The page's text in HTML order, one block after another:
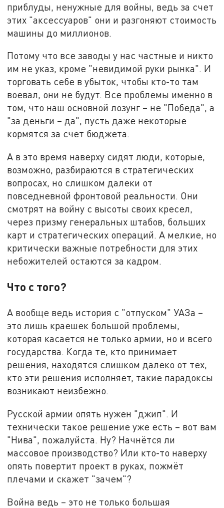
приблуды, ненужные для войны, ведь за счет
этих "аксессуаров" они и разгоняют стоимость
машины до миллионов.
Потому что все заводы у нас частные и никто
им не указ, кроме "невидимой руки рынка". И
торговать себе в убыток, чтобы кто-то там
воевал, они не будут. Все проблемы именно в
том, что наш основной лозунг – не "Победа", а
"за деньги – да", пусть даже некоторые
кормятся за счет бюджета.
А в это время наверху сидят люди, которые,
возможно, разбираются в стратегических
вопросах, но слишком далеки от
повседневной фронтовой реальности. Они
смотрят на войну с высоты своих кресел,
через призму генеральных штабов, больших
карт и стратегических операций. А мелкие, но
критически важные потребности для этих
небожителей остаются за кадром.
Что с того?
А вообще ведь история с "отпуском" УАЗа –
это лишь краешек большой проблемы,
которая касается не только армии, но и всего
государства. Когда те, кто принимает
решения, находятся слишком далеко от тех,
кто эти решения исполняет, такие парадоксы
возникают неизбежно.
Русской армии опять нужен "джип". И
технически такое решение уже есть – вот вам
"Нива", пожалуйста. Ну? Начнётся ли
массовое производство? Или кто-то наверху
опять повертит проект в руках, пожмёт
плечами и скажет "зачем"?
Война ведь – это не только большая